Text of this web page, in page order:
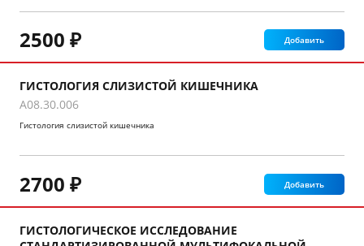
2500 ₽ Добавить
ГИСТОЛОГИЯ СЛИЗИСТОЙ КИШЕЧНИКА
A08.30.006
Гистология слизистой кишечника
2700 ₽ Добавить
ГИСТОЛОГИЧЕСКОЕ ИССЛЕДОВАНИЕ